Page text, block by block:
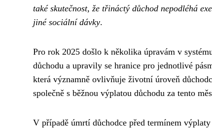
také skutečnost, že třináctý důchod nepodléhá
jiné sociální dávky.
Pro rok 2025 došlo k několika úpravám v
důchodu a upravily se hranice pro jednotlivé
která významně ovlivňuje životní úroveň
společně s běžnou výplatou důchodu za tento
V případě úmrtí důchodce před termínem